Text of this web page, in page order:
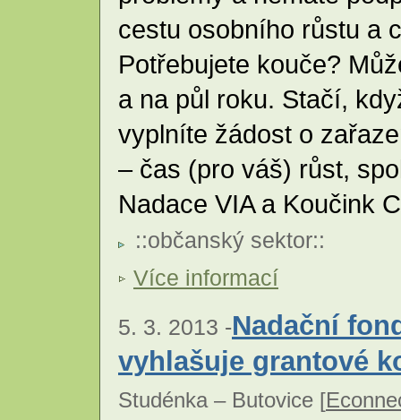
cestu osobního růstu a
Potřebujete kouče?
a na půl roku. Stačí,
vyplníte žádost o
– čas (pro váš) růst,
Nadace VIA a Koučink
::občanský sektor::
Více informací
5. 3. 2013 -Nadační
vyhlašuje grantové
Studénka – Butovice [